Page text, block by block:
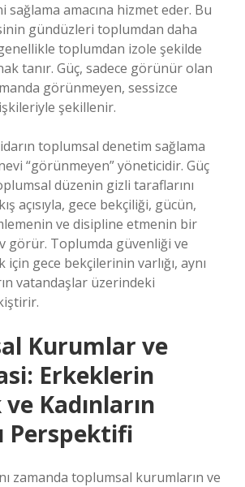
sağlama amacına hizmet eder. Bu
gündüzleri toplumdan daha
toplumdan izole şekilde
tanır. Güç, sadece görünür olan
görünmeyen, sessizce
şekillenir.
toplumsal denetim sağlama
“görünmeyen” yöneticidir. Güç
düzenin gizli taraflarını
açısıyla, gece bekçiliği, gücün,
ve disipline etmenin bir
görür. Toplumda güvenliği ve
gece bekçilerinin varlığı, aynı
vatandaşlar üzerindeki
Kurumlar ve
Erkeklerin
Kadınların
Perspektifi
zamanda toplumsal kurumların ve